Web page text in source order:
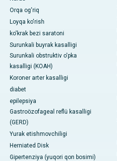
Orqa og'riq
Loyqa ko'rish
ko'krak bezi saratoni
Surunkali buyrak kasalligi
Surunkali obstruktiv o'pka
kasalligi (KOAH)
Koroner arter kasalligi
diabet
epilepsiya
Gastroözofageal reflü kasalligi
(GERD)
Yurak etishmovchiligi
Herniated Disk
Gipertenziya (yuqori qon bosimi)